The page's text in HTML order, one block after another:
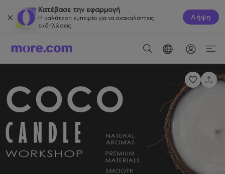
Κατέβασε την εφαρμογή
Η καλύτερη εμπειρία για να ανακαλύπτεις
εκδηλώσεις.
Λήψη